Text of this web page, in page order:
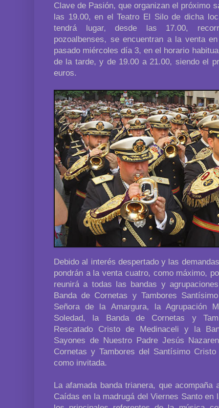
Clave de Pasión, que organizan el próximo
las 19.00, en el Teatro El Silo de dicha
tendrá lugar, desde las 17.00,
pozoalbenses, se encuentran a la venta
pasado miércoles día 3, en el horario
de la tarde, y de 19.00 a 21.00, siendo el
euros.
Debido al interés despertado y las
pondrán a la venta cuatro, como máximo,
reunirá a todas las bandas y
Banda de Cornetas y Tambores
Señora de la Amargura, la Agrupación
Soledad, la Banda de Cornetas y
Rescatado Cristo de Medinaceli y la
Sayones de Nuestro Padre Jesús
Cornetas y Tambores del Santísimo
como invitada.
La afamada banda trianera, que
Caídas en la madrugá del Viernes Santo en